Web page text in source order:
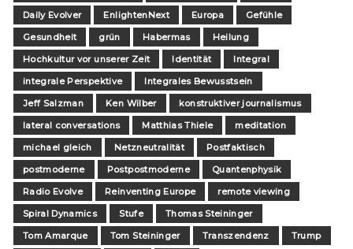
Daily Evolver
EnlightenNext Europa
Gefühle
Gesundheit
grün Habermas
Heilung
Hochkultur vor unserer Zeit
Identität
Integral
integrale Perspektive
Integrales Bewusstsein
Jeff Salzman
Ken Wilber
konstruktiver journalismus
lateral conversations
Matthias Thiele
meditation
michael gleich
Netzneutralität
Postfaktisch
postmoderne
Postpostmoderne
Quantenphysik
Radio Evolve
Reinventing Europe
remote viewing
Spiral Dynamics
Stufe
Thomas Steininger
Tom Amarque
Tom Steininger Transzendenz
Trump